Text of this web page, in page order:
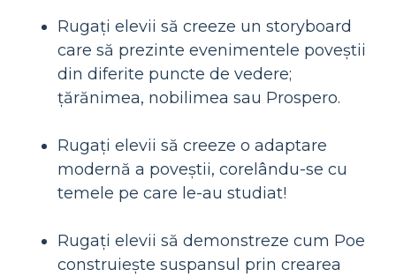
Rugați elevii să creeze un storyboard
care să prezinte evenimentele poveștii
din diferite puncte de vedere;
țărănimea, nobilimea sau Prospero.
Rugați elevii să creeze o adaptare
modernă a poveștii, corelându-se cu
temele pe care le-au studiat!
Rugați elevii să demonstreze cum Poe
construiește suspansul prin crearea